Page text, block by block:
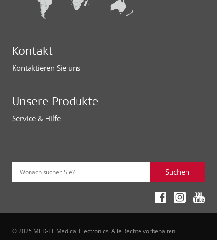
Kontakt
Kontaktieren Sie uns
Unsere Produkte
Service & Hilfe
Wonach suchen Sie? Suchen
© 2025 MED-EL Medical Electronics. Alle Rechte vorbehalten.